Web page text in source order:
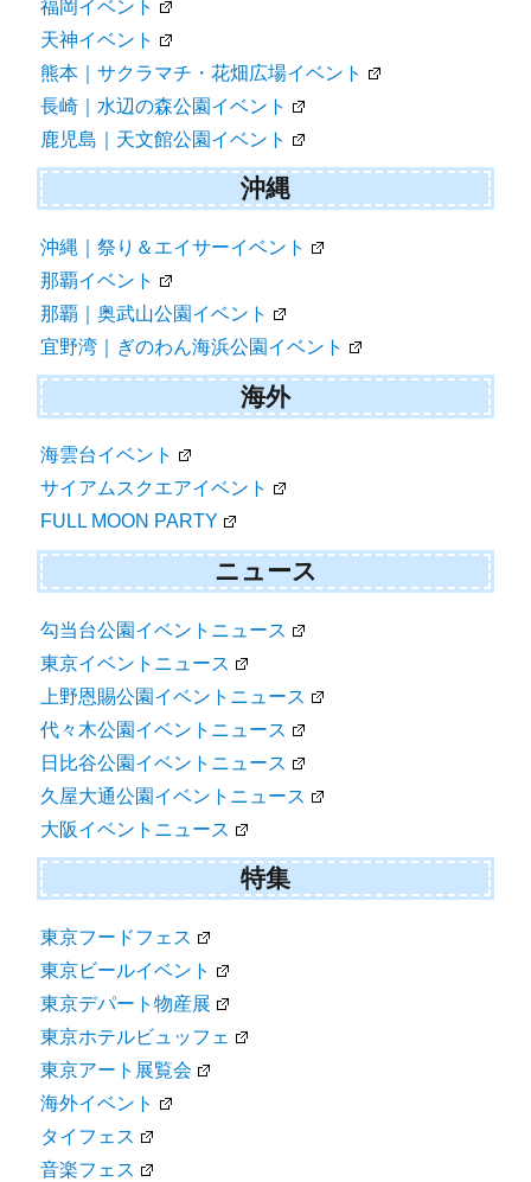
福岡イベント
天神イベント
熊本｜サクラマチ・花畑広場イベント
長崎｜水辺の森公園イベント
鹿児島｜天文館公園イベント
沖縄
沖縄｜祭り＆エイサーイベント
那覇イベント
那覇｜奥武山公園イベント
宜野湾｜ぎのわん海浜公園イベント
海外
海雲台イベント
サイアムスクエアイベント
FULL MOON PARTY
ニュース
勾当台公園イベントニュース
東京イベントニュース
上野恩賜公園イベントニュース
代々木公園イベントニュース
日比谷公園イベントニュース
久屋大通公園イベントニュース
大阪イベントニュース
特集
東京フードフェス
東京ビールイベント
東京デパート物産展
東京ホテルビュッフェ
東京アート展覧会
海外イベント
タイフェス
音楽フェス